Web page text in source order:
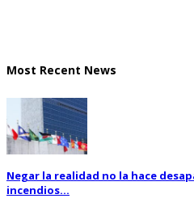
Most Recent News
Negar la realidad no la hace
incendios...